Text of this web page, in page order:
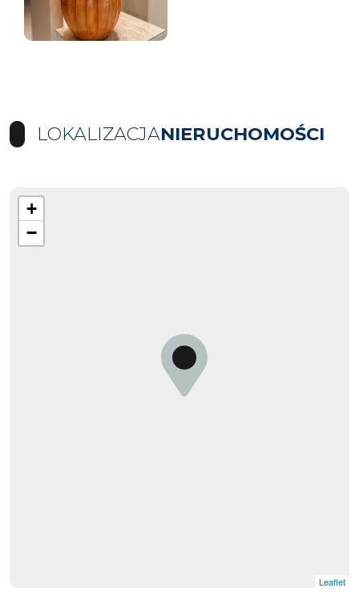
LOKALIZACJANIERUCHOMOŚCI
+
−
Leaflet